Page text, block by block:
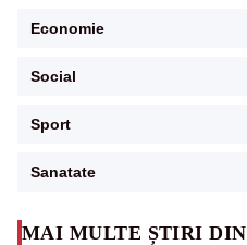
MAI MULTE ȘTIRI DIN
Economie
Social
Sport
Sanatate